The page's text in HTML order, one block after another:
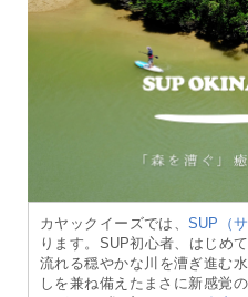
カヤックイーズでは、SUP（
ります。SUP初心者、はじめ
流れる穏やかな川を漕ぎ進む
しを兼ね備えたまさに新感覚